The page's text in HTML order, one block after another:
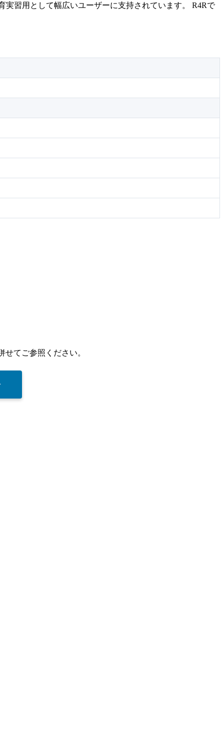
習用として幅広いユーザーに支持されています。 R4Rで
せてご参照ください。